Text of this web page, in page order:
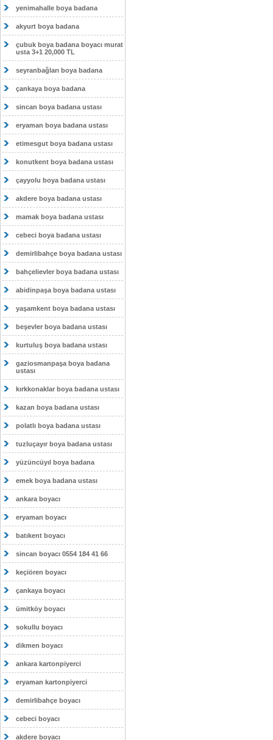
yenimahalle boya badana
akyurt boya badana
çubuk boya badana boyacı murat
usta 3+1 20,000 TL
seyranbağları boya badana
çankaya boya badana
sincan boya badana ustası
eryaman boya badana ustası
etimesgut boya badana ustası
konutkent boya badana ustası
çayyolu boya badana ustası
akdere boya badana ustası
mamak boya badana ustası
cebeci boya badana ustası
demirlibahçe boya badana ustası
bahçelievler boya badana ustası
abidinpaşa boya badana ustası
yaşamkent boya badana ustası
beşevler boya badana ustası
kurtuluş boya badana ustası
gaziosmanpaşa boya badana
ustası
kırkkonaklar boya badana ustası
kazan boya badana ustası
polatlı boya badana ustası
tuzluçayır boya badana ustası
yüzüncüyıl boya badana
emek boya badana ustası
ankara boyacı
eryaman boyacı
batıkent boyacı
sincan boyacı 0554 184 41 66
keçiören boyacı
çankaya boyacı
ümitköy boyacı
sokullu boyacı
dikmen boyacı
ankara kartonpiyerci
eryaman kartonpiyerci
demirlibahçe boyacı
cebeci boyacı
akdere boyacı